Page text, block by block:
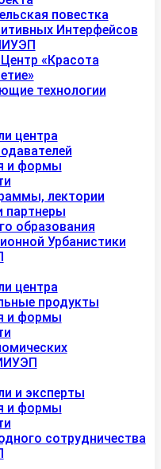
повестка
Интерфейсов
«Красота
технологии
центра
и формы
лектории
партнеры
образования
Урбанистики
центра
продукты
и формы
и эксперты
и формы
сотрудничества